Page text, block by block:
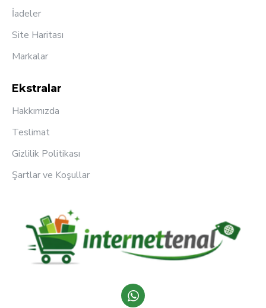
İadeler
Site Haritası
Markalar
Ekstralar
Hakkımızda
Teslimat
Gizlilik Politikası
Şartlar ve Koşullar